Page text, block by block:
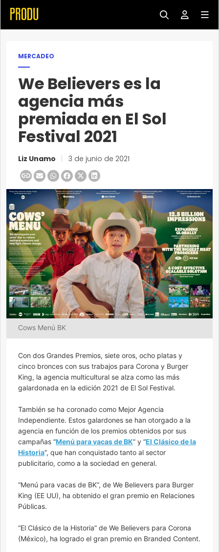
MERCADEO
We Believers es la
agencia más
premiada en El Sol
Festival 2021
Liz Unamo 3 de junio de 2021
Cows Menú BK
Con dos Grandes Premios, siete oros, ocho platas y
cinco bronces con sus trabajos para Corona y Burger
King, la agencia multicultural se alza como las más
galardonada en la edición 2021 de El Sol Festival.
También se ha coronado como Mejor Agencia
Independiente. Estos galardones se han otorgado a la
agencia en función de los premios obtenidos por sus
campañas “Menú para vacas de BK” y “El Clásico de la
Historia”, que han conquistado tanto al sector
publicitario, como a la sociedad en general.
“Menú para vacas de BK”, de We Believers para Burger
King (EE UU), ha obtenido el gran premio en Relaciones
Públicas.
“El Clásico de la Historia” de We Believers para Corona
(México), ha logrado el gran premio en Branded Content.